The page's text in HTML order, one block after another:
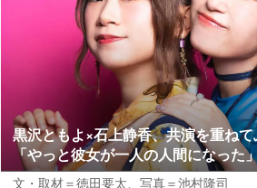
黒沢ともよ×石上静香、共演を重ね
「やっと彼女が一人の人間になった
文・取材＝徳田要太、 写真＝池村隆司